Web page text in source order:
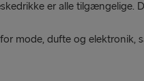
er alle tilgængelige.
mode, dufte og elektronik,